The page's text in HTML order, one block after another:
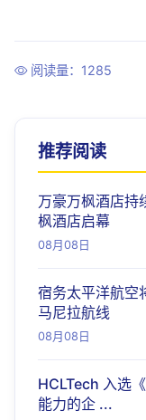
阅读量：1285
推荐阅读
万豪万枫酒店持
枫酒店启幕
08月08日
宿务太平洋航空
马尼拉航线
08月08日
HCLTech 入选
能力的企 ...